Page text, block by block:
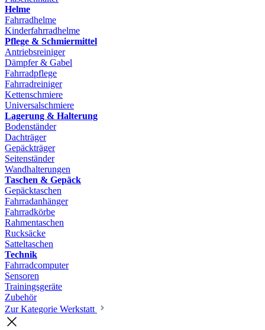
Helme
Fahrradhelme
Kinderfahrradhelme
Pflege & Schmiermittel
Antriebsreiniger
Dämpfer & Gabel
Fahrradpflege
Fahrradreiniger
Kettenschmiere
Universalschmiere
Lagerung & Halterung
Bodenständer
Dachträger
Gepäckträger
Seitenständer
Wandhalterungen
Taschen & Gepäck
Gepäcktaschen
Fahrradanhänger
Fahrradkörbe
Rahmentaschen
Rucksäcke
Satteltaschen
Technik
Fahrradcomputer
Sensoren
Trainingsgeräte
Zubehör
Zur Kategorie Werkstatt